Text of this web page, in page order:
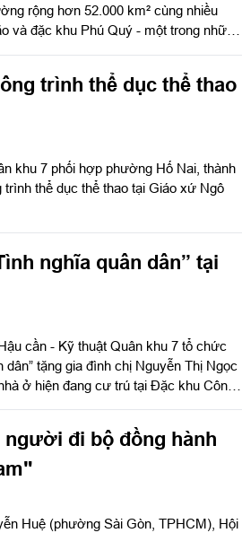
rộng hơn 52.000 km² cùng nhiều
và đặc khu Phú Quý - một trong những
thác thủy sản. Trong cuộc chiến
báo cáo và không theo quy định (IUU),
phát huy vai trò nòng cốt, góp phần
phát triển bền vững.
trình thể dục thể thao
khu 7 phối hợp phường Hố Nai, thành
thể dục thể thao tại Giáo xứ Ngô
nghĩa quân dân” tại
cần - Kỹ thuật Quân khu 7 tổ chức
dân” tặng gia đình chị Nguyễn Thị Ngọc
ở hiện đang cư trú tại Đặc khu Côn
người đi bộ đồng hành
Huệ (phường Sài Gòn, TPHCM), Hội